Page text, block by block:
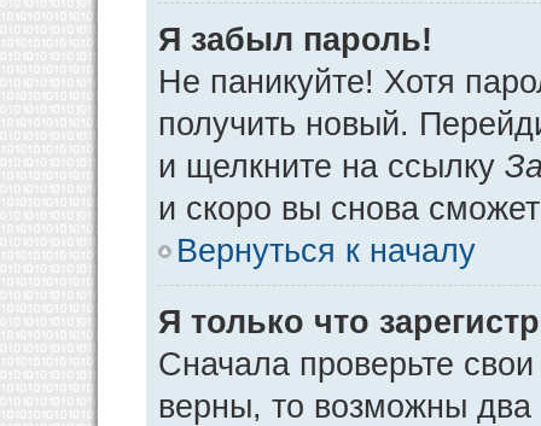
Я забыл пароль!
Не паникуйте! Хотя
получить новый.
и щелкните на ссылку
и скоро вы снова
Вернуться к началу
Я только что
Сначала проверьте
верны, то возможны